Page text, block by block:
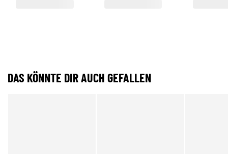
DAS KÖNNTE DIR AUCH GEFALLEN